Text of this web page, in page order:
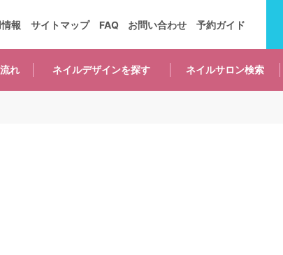
流れ ネイルデザインを探す ネイルサロン検索
報 サイトマップ FAQ お問い合わせ 予約ガイド